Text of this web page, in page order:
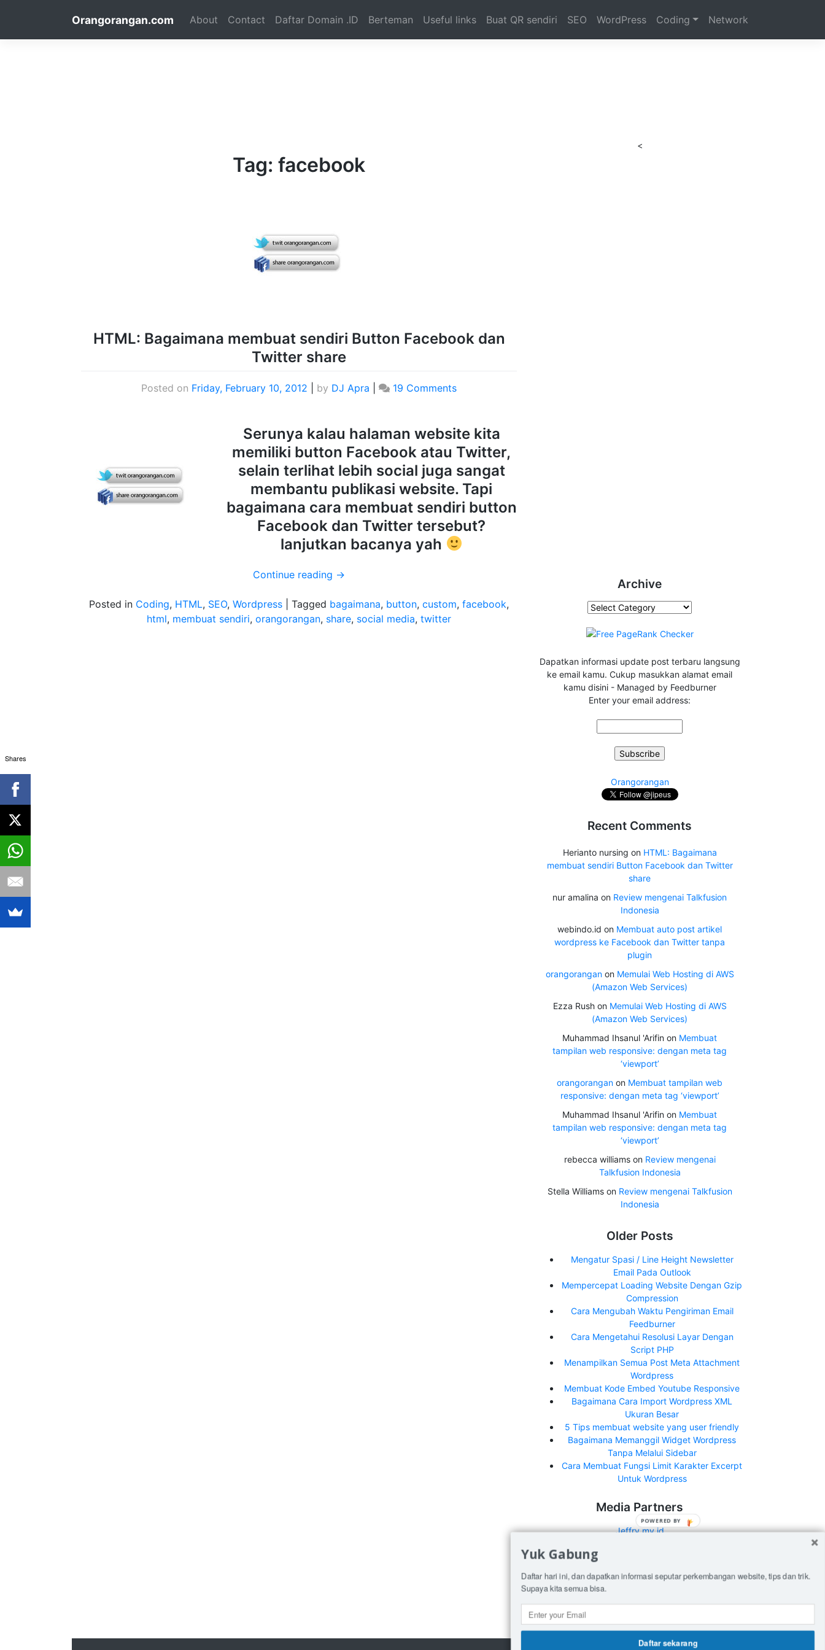
content
Orangorangan.com About Contact Daftar Domain .ID Berteman Useful links Buat QR sendiri SEO WordPress Coding Network
Tag: facebook
HTML: Bagaimana membuat sendiri Button Facebook dan
Twitter share
Posted on Friday, February 10, 2012 by DJ Apra 19 Comments
Serunya kalau halaman website kita
memiliki button Facebook atau Twitter,
selain terlihat lebih social juga sangat
membantu publikasi website. Tapi
bagaimana cara membuat sendiri button
Facebook dan Twitter tersebut?
lanjutkan bacanya yah
Continue reading →
Posted in Coding, HTML, SEO, Wordpress Tagged bagaimana, button, custom, facebook,
html, membuat sendiri, orangorangan, share, social media, twitter
<
Archive
Archive
Dapatkan informasi update post terbaru langsung
ke email kamu. Cukup masukkan alamat email
kamu disini - Managed by Feedburner
Enter your email address:
Orangorangan
Recent Comments
Herianto nursing on HTML: Bagaimana
membuat sendiri Button Facebook dan Twitter
share
nur amalina on Review mengenai Talkfusion
Indonesia
webindo.id on Membuat auto post artikel
wordpress ke Facebook dan Twitter tanpa
plugin
orangoranganon Memulai Web Hosting di AWS
(Amazon Web Services)
Ezza Rushon Memulai Web Hosting di AWS
(Amazon Web Services)
Muhammad Ihsanul 'Arifin on Membuat
tampilan web responsive: dengan meta tag
‘viewport’
orangorangan on Membuat tampilan web
responsive: dengan meta tag ‘viewport’
Muhammad Ihsanul 'Arifin on Membuat
tampilan web responsive: dengan meta tag
‘viewport’
rebecca williamson Review mengenai
Talkfusion Indonesia
Stella Williamson Review mengenai Talkfusion
Indonesia
Older Posts
Mengatur Spasi / Line Height Newsletter
Email Pada Outlook
Mempercepat Loading Website Dengan Gzip
Compression
Cara Mengubah Waktu Pengiriman Email
Feedburner
Cara Mengetahui Resolusi Layar Dengan
Script PHP
Menampilkan Semua Post Meta Attachment
Wordpress
Membuat Kode Embed Youtube Responsive
Bagaimana Cara Import Wordpress XML
Ukuran Besar
5 Tips membuat website yang user friendly
Bagaimana Memanggil Widget Wordpress
Tanpa Melalui Sidebar
Cara Membuat Fungsi Limit Karakter Excerpt
Untuk Wordpress
Media Partners
Jeffry.my.id
What's New Indonesia
See all media partners here>
Shares
Yuk Gabung
Daftar hari ini, dan dapatkan informasi seputar perkembangan website, tips dan trik.
Supaya kita semua bisa.
Daftar sekarang
POWERED BY